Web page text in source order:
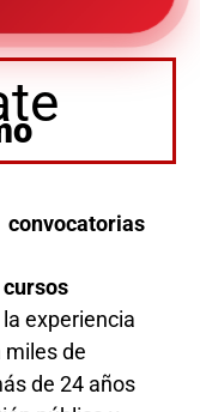
convocatorias
experiencia
miles de
de 24 años